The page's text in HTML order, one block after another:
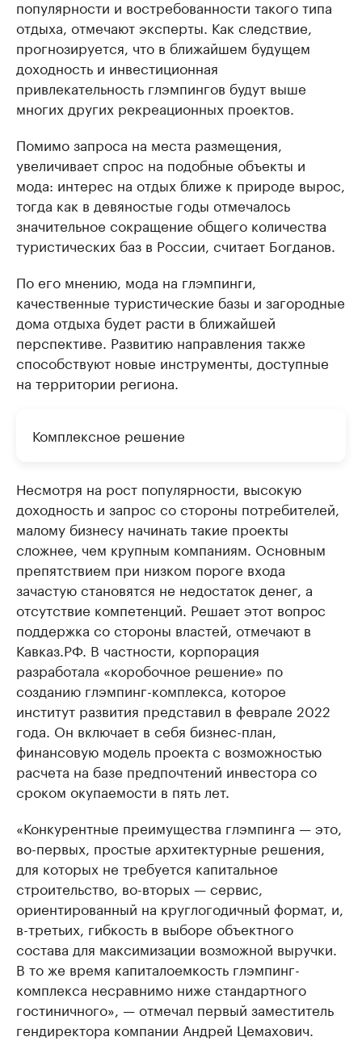
популярности и востребованности такого типа
отдыха, отмечают эксперты. Как следствие,
прогнозируется, что в ближайшем будущем
доходность и инвестиционная
привлекательность глэмпингов будут выше
многих других рекреационных проектов.
Помимо запроса на места размещения,
увеличивает спрос на подобные объекты и
мода: интерес на отдых ближе к природе вырос,
тогда как в девяностые годы отмечалось
значительное сокращение общего количества
туристических баз в России, считает Богданов.
По его мнению, мода на глэмпинги,
качественные туристические базы и загородные
дома отдыха будет расти в ближайшей
перспективе. Развитию направления также
способствуют новые инструменты, доступные
на территории региона.
Комплексное решение
Несмотря на рост популярности, высокую
доходность и запрос со стороны потребителей,
малому бизнесу начинать такие проекты
сложнее, чем крупным компаниям. Основным
препятствием при низком пороге входа
зачастую становятся не недостаток денег, а
отсутствие компетенций. Решает этот вопрос
поддержка со стороны властей, отмечают в
Кавказ.РФ. В частности, корпорация
разработала «коробочное решение» по
созданию глэмпинг-комплекса, которое
институт развития представил в феврале 2022
года. Он включает в себя бизнес-план,
финансовую модель проекта с возможностью
расчета на базе предпочтений инвестора со
сроком окупаемости в пять лет.
«Конкурентные преимущества глэмпинга — это,
во-первых, простые архитектурные решения,
для которых не требуется капитальное
строительство, во-вторых — сервис,
ориентированный на круглогодичный формат, и,
в-третьих, гибкость в выборе объектного
состава для максимизации возможной выручки.
В то же время капиталоемкость глэмпинг-
комплекса несравнимо ниже стандартного
гостиничного», — отмечал первый заместитель
гендиректора компании Андрей Цемахович.